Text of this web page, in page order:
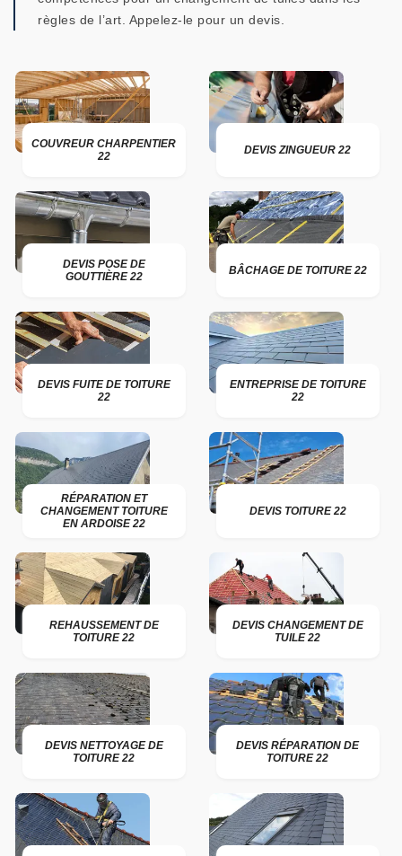
règles de l’art. Appelez-le pour un devis.
COUVREUR CHARPENTIER
22
DEVIS ZINGUEUR 22
DEVIS POSE DE
GOUTTIÈRE 22
BÂCHAGE DE TOITURE 22
DEVIS FUITE DE TOITURE
22
ENTREPRISE DE TOITURE
22
RÉPARATION ET
CHANGEMENT TOITURE
EN ARDOISE 22
DEVIS TOITURE 22
REHAUSSEMENT DE
TOITURE 22
DEVIS CHANGEMENT DE
TUILE 22
DEVIS NETTOYAGE DE
TOITURE 22
DEVIS RÉPARATION DE
TOITURE 22